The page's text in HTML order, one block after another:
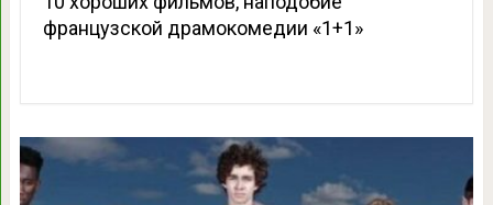
французской драмокомедии «1+1»